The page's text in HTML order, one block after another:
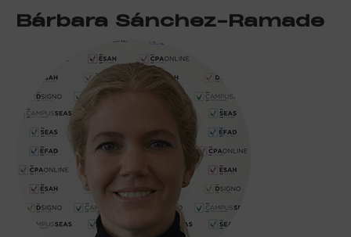
Bárbara Sánchez-Ramade